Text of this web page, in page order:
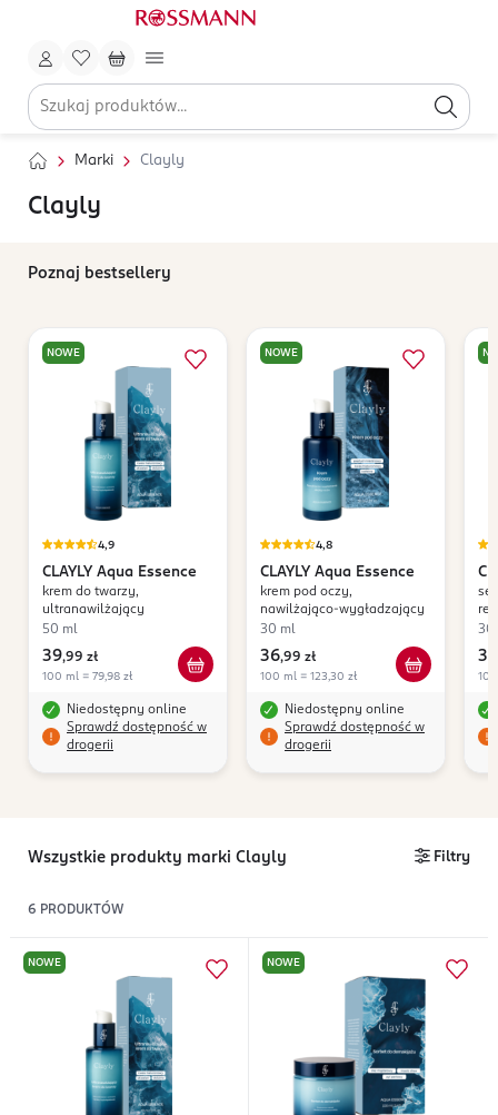
Marki Clayly
Clayly
Poznaj bestsellery
NOWE
4,9
CLAYLY Aqua Essence
krem do twarzy,
ultranawilżający
50 ml
39,99 zł
100 ml = 79,98 zł
Niedostępny online
Sprawdź dostępność w
drogerii
NOWE
4,8
CLAYLY Aqua Essence
krem pod oczy,
nawilżająco-wygładzający
30 ml
36,99 zł
100 ml = 123,30 zł
Niedostępny online
Sprawdź dostępność w
drogerii
30
36
Wszystkie produkty marki Clayly Filtry
6 PRODUKTÓW
NOWE NOWE